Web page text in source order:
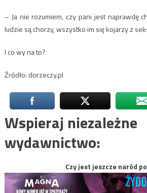
– Ja nie rozumiem, czy pani jest naprawdę
ludzie są chorzy, wszystko im się kojarzy z
I co wy na to?
Źródło: dorzeczy.pl
Wspieraj niezależne
wydawnictwo:
Czy jest jeszcze naród